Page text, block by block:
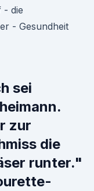
- die
- Gesundheit
sei
zur
die
runter."